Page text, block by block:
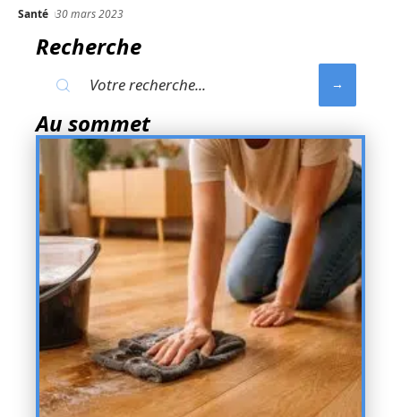
Santé 30 mars 2023
Recherche
Au sommet